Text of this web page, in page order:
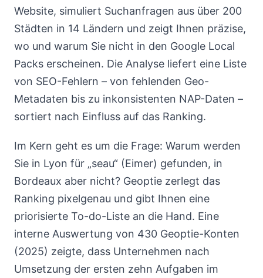
Website, simuliert Suchanfragen aus über 200
Städten in 14 Ländern und zeigt Ihnen präzise,
wo und warum Sie nicht in den Google Local
Packs erscheinen. Die Analyse liefert eine Liste
von SEO-Fehlern – von fehlenden Geo-
Metadaten bis zu inkonsistenten NAP-Daten –
sortiert nach Einfluss auf das Ranking.
Im Kern geht es um die Frage: Warum werden
Sie in Lyon für „seau“ (Eimer) gefunden, in
Bordeaux aber nicht? Geoptie zerlegt das
Ranking pixelgenau und gibt Ihnen eine
priorisierte To-do-Liste an die Hand. Eine
interne Auswertung von 430 Geoptie-Konten
(2025) zeigte, dass Unternehmen nach
Umsetzung der ersten zehn Aufgaben im